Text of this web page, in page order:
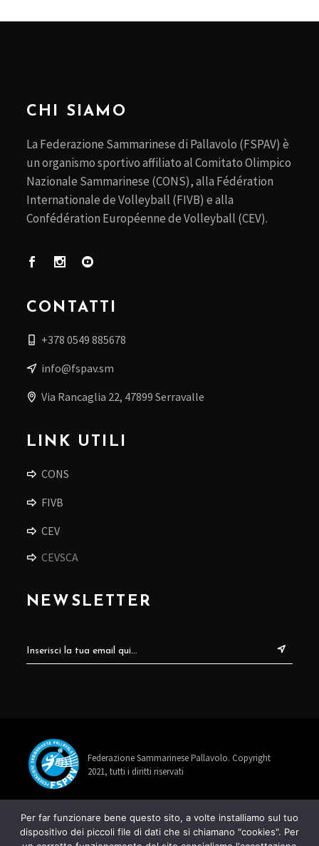
CHI SIAMO
La Federazione Sammarinese di Pallavolo (FSPAV) è
un organismo sportivo affiliato al Comitato Olimpico
Nazionale Sammarinese (CONS), alla Fédération
Internationale de Volleyball (FIVB) e alla
Confédération Européenne de Volleyball (CEV).
CONTATTI
+378 0549 885678
info@fspav.sm
Via Rancaglia 22, 47899 Serravalle
LINK UTILI
CONS
FIVB
CEV
CEVSCA
NEWSLETTER
Federazione Sammarinese Pallavolo. Copyright
2021, tutti i diritti riservati
+378 0549 885678
Per far funzionare bene questo sito, a volte installiamo sul tuo
dispositivo dei piccoli file di dati che si chiamano "cookies". Per